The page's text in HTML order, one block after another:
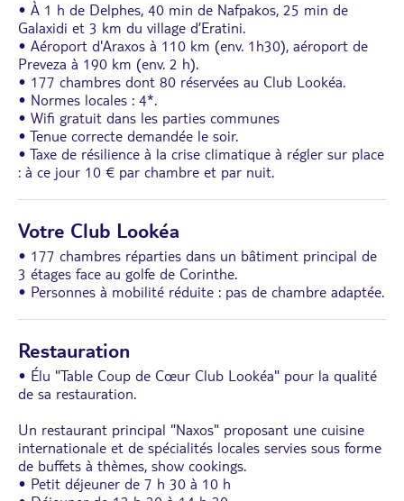
• À 1 h de Delphes, 40 min de Nafpakos, 25 min de
Galaxidi et 3 km du village d’Eratini.
• Aéroport d'Araxos à 110 km (env. 1h30), aéroport de
Preveza à 190 km (env. 2 h).
• 177 chambres dont 80 réservées au Club Lookéa.
• Normes locales : 4*.
• Wifi gratuit dans les parties communes
• Tenue correcte demandée le soir.
• Taxe de résilience à la crise climatique à régler sur place
: à ce jour 10 € par chambre et par nuit.
Votre Club Lookéa
• 177 chambres réparties dans un bâtiment principal de
3 étages face au golfe de Corinthe.
• Personnes à mobilité réduite : pas de chambre adaptée.
Restauration
• Élu "Table Coup de Cœur Club Lookéa" pour la qualité
de sa restauration.
Un restaurant principal "Naxos" proposant une cuisine
internationale et de spécialités locales servies sous forme
de buffets à thèmes, show cookings.
• Petit déjeuner de 7 h 30 à 10 h